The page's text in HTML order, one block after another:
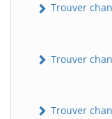
Trouver
Trouver
Trouver